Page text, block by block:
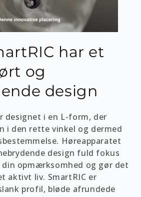
har et
og
design
designet i en L-form, der
i den rette vinkel og dermed
Høreapparatet
design fuld fokus
opmærksomhed og gør det
aktivt liv. SmartRIC er
profil, bløde afrundede